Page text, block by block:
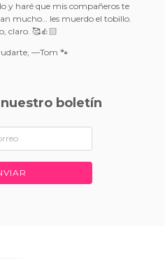
y haré que mis compañeros te
mucho… les muerdo el tobillo.
claro. 🥰👍🏻
—Tom 🐾
boletín